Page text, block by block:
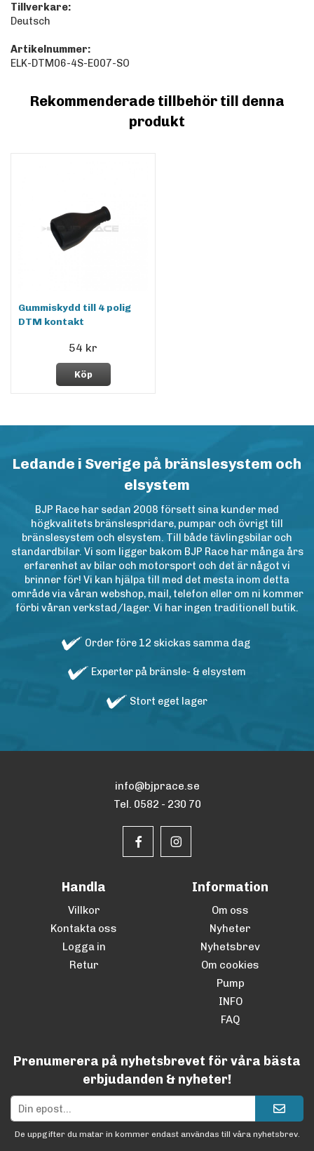
Tillverkare:
Deutsch
Artikelnummer:
ELK-DTM06-4S-E007-SO
Rekommenderade tillbehör till denna
produkt
Gummiskydd till 4 polig
DTM kontakt
54 kr
Köp
Ledande i Sverige på bränslesystem och
elsystem
BJP Race har sedan 2008 försett sina kunder med
högkvalitets bränslespridare, pumpar och övrigt till
bränslesystem och elsystem. Till både tävlingsbilar och
standardbilar. Vi som ligger bakom BJP Race har många års
erfarenhet av bilar och motorsport och det är något vi
brinner för! Vi kan hjälpa till med det mesta inom detta
område via våran webshop, mail, telefon eller om ni kommer
förbi våran verkstad/lager. Vi har ingen traditionell butik.
Order före 12 skickas samma dag
Experter på bränsle- & elsystem
Stort eget lager
info@bjprace.se
Tel. 0582 - 230 70
Handla
Villkor
Kontakta oss
Logga in
Retur
Information
Om oss
Nyheter
Nyhetsbrev
Om cookies
Pump
INFO
FAQ
Prenumerera på nyhetsbrevet för våra bästa
erbjudanden & nyheter!
De uppgifter du matar in kommer endast användas till våra nyhetsbrev.